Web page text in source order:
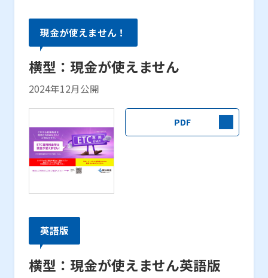
現金が使えません！
横型：現金が使えません
2024年12月公開
PDF
英語版
横型：現金が使えません英語版